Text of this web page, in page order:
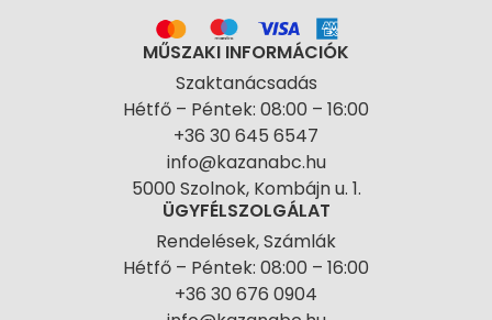
MŰSZAKI INFORMÁCIÓK
Szaktanácsadás
Hétfő – Péntek: 08:00 – 16:00
+36 30 645 6547
info@kazanabc.hu
5000 Szolnok, Kombájn u. 1.
ÜGYFÉLSZOLGÁLAT
Rendelések, Számlák
Hétfő – Péntek: 08:00 – 16:00
+36 30 676 0904